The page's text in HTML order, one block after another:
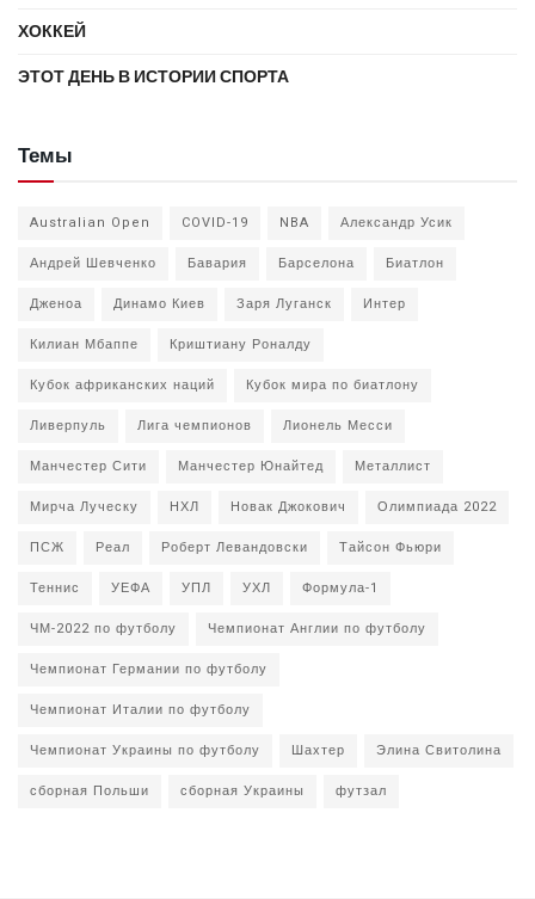
ХОККЕЙ
ЭТОТ ДЕНЬ В ИСТОРИИ СПОРТА
Темы
Australian Open COVID-19 NBA
Александр Усик
Андрей Шевченко
Бавария Барселона
Биатлон
Дженоа
Динамо Киев Заря Луганск
Интер
Килиан Мбаппе
Криштиану Роналду
Кубок африканских наций
Кубок мира по биатлону
Ливерпуль
Лига чемпионов
Лионель Месси
Манчестер Сити
Манчестер Юнайтед
Металлист
Мирча Луческу
НХЛ Новак Джокович
Олимпиада 2022
ПСЖ
Реал Роберт Левандовски
Тайсон Фьюри
Теннис
УЕФА УПЛ УХЛ
Формула-1
ЧМ-2022 по футболу
Чемпионат Англии по футболу
Чемпионат Германии по футболу
Чемпионат Италии по футболу
Чемпионат Украины по футболу
Шахтер
Элина Свитолина
сборная Польши
сборная Украины футзал